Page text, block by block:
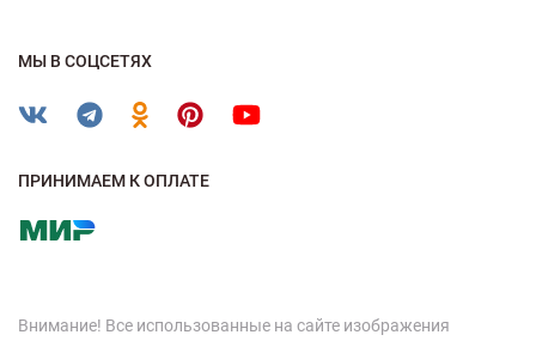
МЫ В СОЦСЕТЯХ
ПРИНИМАЕМ К ОПЛАТЕ
Внимание! Все использованные на сайте изображения